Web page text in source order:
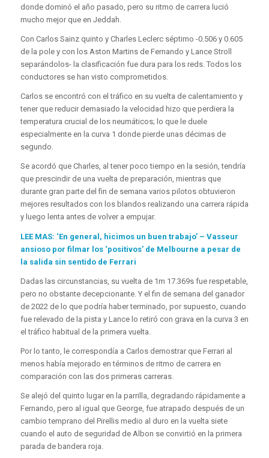
donde dominó el año pasado, pero su ritmo de carrera lució
mucho mejor que en Jeddah.
Con Carlos Sainz quinto y Charles Leclerc séptimo -0.506 y 0.605
de la pole y con los Aston Martins de Fernando y Lance Stroll
separándolos- la clasificación fue dura para los reds. Todos los
conductores se han visto comprometidos.
Carlos se encontró con el tráfico en su vuelta de calentamiento y
tener que reducir demasiado la velocidad hizo que perdiera la
temperatura crucial de los neumáticos; lo que le duele
especialmente en la curva 1 donde pierde unas décimas de
segundo.
Se acordó que Charles, al tener poco tiempo en la sesión, tendría
que prescindir de una vuelta de preparación, mientras que
durante gran parte del fin de semana varios pilotos obtuvieron
mejores resultados con los blandos realizando una carrera rápida
y luego lenta antes de volver a empujar.
LEE MAS: ‘En general, hicimos un buen trabajo’ – Vasseur
ansioso por filmar los ‘positivos’ de Melbourne a pesar de
la salida sin sentido de Ferrari
Dadas las circunstancias, su vuelta de 1m 17.369s fue respetable,
pero no obstante decepcionante. Y el fin de semana del ganador
de 2022 de lo que podría haber terminado, por supuesto, cuando
fue relevado de la pista y Lance lo retiró con grava en la curva 3 en
el tráfico habitual de la primera vuelta.
Por lo tanto, le correspondía a Carlos demostrar que Ferrari al
menos había mejorado en términos de ritmo de carrera en
comparación con las dos primeras carreras.
Se alejó del quinto lugar en la parrilla, degradando rápidamente a
Fernando, pero al igual que George, fue atrapado después de un
cambio temprano del Pirellis medio al duro en la vuelta siete
cuando el auto de seguridad de Albon se convirtió en la primera
parada de bandera roja.